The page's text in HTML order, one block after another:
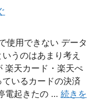
使用できない データ
うのはあまり考え
楽天カード・楽天ぺ
いるカードの決済
電起きたの … 続きを